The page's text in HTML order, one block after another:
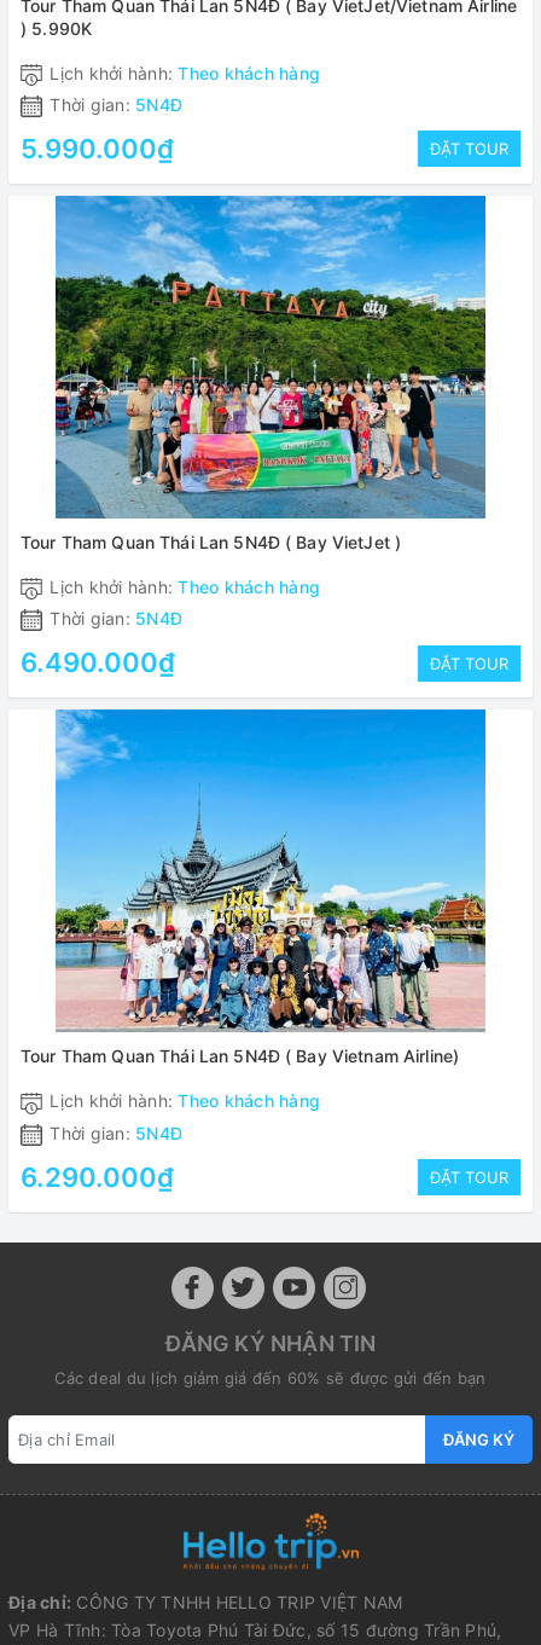
Tour Tham Quan Thái Lan 5N4Đ ( Bay VietJet/Vietnam Airline
) 5.990K
Lịch khởi hành:Theo khách hàng
Thời gian: 5N4Đ
5.990.000₫ ĐẶT TOUR
Tour Tham Quan Thái Lan 5N4Đ ( Bay VietJet )
Lịch khởi hành:Theo khách hàng
Thời gian: 5N4Đ
6.490.000₫ ĐẶT TOUR
Tour Tham Quan Thái Lan 5N4Đ ( Bay Vietnam Airline)
Lịch khởi hành:Theo khách hàng
Thời gian: 5N4Đ
6.290.000₫ ĐẶT TOUR
ĐĂNG KÝ NHẬN TIN
Các deal du lịch giảm giá đến 60% sẽ được gửi đến bạn
ĐĂNG KÝ
Địa chỉ: CÔNG TY TNHH HELLO TRIP VIỆT NAM
VP Hà Tĩnh: Tòa Toyota Phú Tài Đức, số 15 đường Trần Phú,